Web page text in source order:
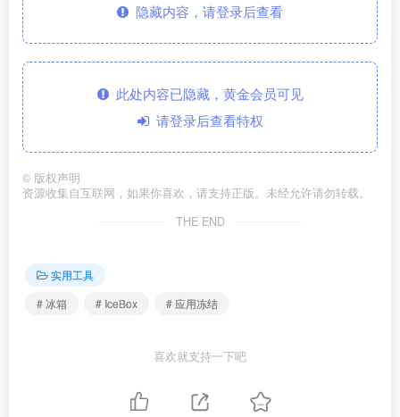
隐藏内容，请登录后查看
此处内容已隐藏，黄金会员可见
请登录后查看特权
© 版权声明
资源收集自互联网，如果你喜欢，请支持正版。未经允许请勿转载。
THE END
实用工具
# 冰箱
# IceBox # 应用冻结
喜欢就支持一下吧